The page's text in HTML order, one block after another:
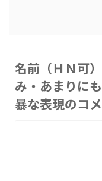
名前（ＨＮ可
み・あまりに
暴な表現のコ